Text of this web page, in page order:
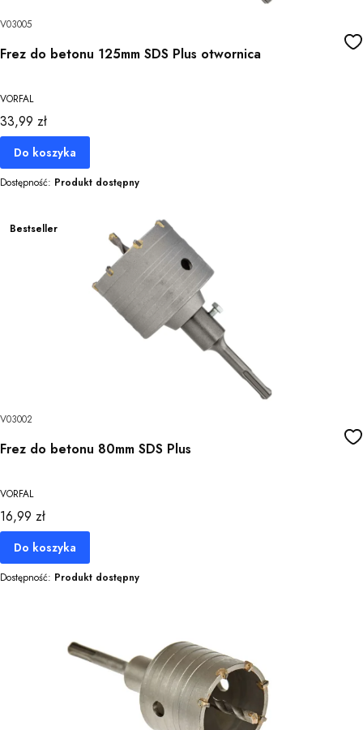
V03005
Frez do betonu 125mm SDS Plus otwornica
VORFAL
Cena
33,99 zł
Do koszyka
Dostępność: Produkt dostępny
Bestseller
V03002
Frez do betonu 80mm SDS Plus
VORFAL
Cena
16,99 zł
Do koszyka
Dostępność: Produkt dostępny